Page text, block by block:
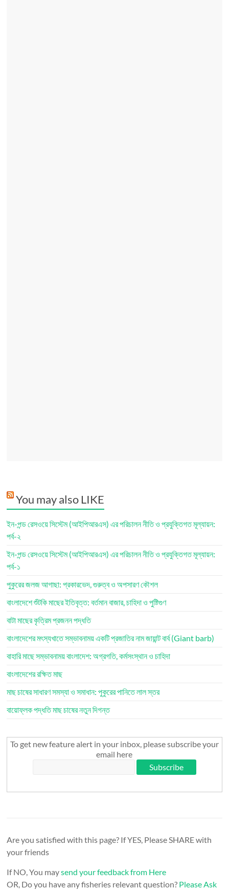
You may also LIKE
ইন-পন্ড রেসওয়ে সিস্টেম (আইপিআরএস) এর পরিচালন নীতি ও প্রযুক্তিগত মূল্যায়ন:
পর্ব-২
ইন-পন্ড রেসওয়ে সিস্টেম (আইপিআরএস) এর পরিচালন নীতি ও প্রযুক্তিগত মূল্যায়ন:
পর্ব-১
পুকুরের জলজ আগাছা: প্রকারভেদ, গুরুত্ব ও অপসারণ কৌশল
বাংলাদেশে শুঁটকি মাছের ইতিবৃত্ত: বর্তমান বাজার, চাহিদা ও পুষ্টিগুণ
বাটা মাছের কৃত্রিম প্রজনন পদ্ধতি
বাংলাদেশের মৎস্যখাতে সম্ভাবনাময় একটি প্রজাতির নাম জায়ান্ট বার্ব (Giant barb)
বাহারি মাছে সম্ভাবনাময় বাংলাদেশ: অগ্রগতি, কর্মসংস্থান ও চাহিদা
বাংলাদেশের রক্ষিত মাছ
মাছ চাষের সাধারণ সমস্যা ও সমাধান: পুকুরের পানিতে লাল স্তর
বায়োফ্লক পদ্ধতি মাছ চাষের নতুন দিগন্ত
To get new feature alert in your inbox, please subscribe your
email here
Are you satisfied with this page? If YES, Please SHARE with
your friends
If NO, You maysend your feedback from Here
OR, Do you have any fisheries relevant question? Please Ask